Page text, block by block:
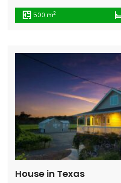
500 m2
House in Texas